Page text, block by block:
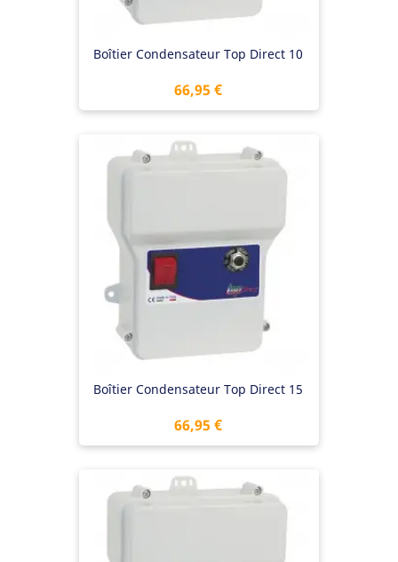
Boîtier Condensateur Top Direct 10
Prix
66,95 €
Boîtier Condensateur Top Direct 15
Prix
66,95 €